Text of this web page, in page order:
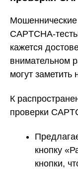
CAPTCHA-
кажется
внимательном
могут заметить
К
проверки
кнопку
кнопки,